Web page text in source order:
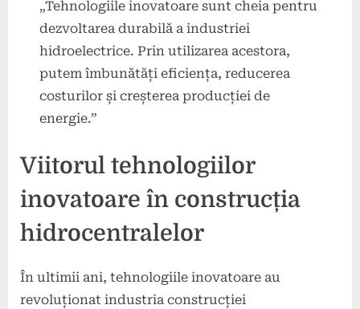
„Tehnologiile inovatoare sunt cheia pentru
dezvoltarea durabilă a industriei
hidroelectrice. Prin utilizarea acestora,
putem îmbunătăți eficiența, reducerea
costurilor și creșterea producției de
energie.”
Viitorul tehnologiilor
inovatoare în construcția
hidrocentralelor
În ultimii ani, tehnologiile inovatoare au
revoluționat industria construcției